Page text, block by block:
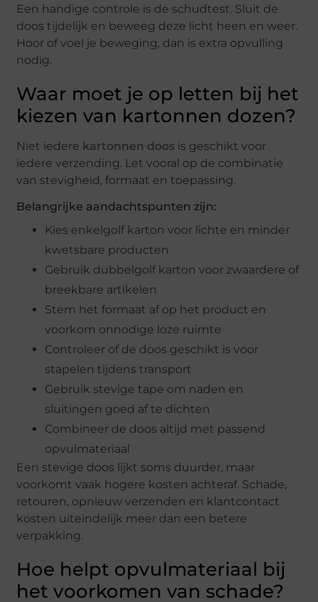
Een handige controle is de schudtest. Sluit de
doos tijdelijk en beweeg deze licht heen en weer.
Hoor of voel je beweging, dan is extra opvulling
nodig.
Waar moet je op letten bij het
kiezen van kartonnen dozen?
Niet iedere kartonnen doos is geschikt voor
iedere verzending. Let vooral op de combinatie
van stevigheid, formaat en toepassing.
Belangrijke aandachtspunten zijn:
Kies enkelgolf karton voor lichte en minder
kwetsbare producten
Gebruik dubbelgolf karton voor zwaardere of
breekbare artikelen
Stem het formaat af op het product en
voorkom onnodige loze ruimte
Controleer of de doos geschikt is voor
stapelen tijdens transport
Gebruik stevige tape om naden en
sluitingen goed af te dichten
Combineer de doos altijd met passend
opvulmateriaal
Een stevige doos lijkt soms duurder, maar
voorkomt vaak hogere kosten achteraf. Schade,
retouren, opnieuw verzenden en klantcontact
kosten uiteindelijk meer dan een betere
verpakking.
Hoe helpt opvulmateriaal bij
het voorkomen van schade?